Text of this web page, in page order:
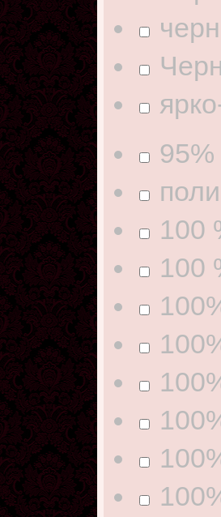
100
100